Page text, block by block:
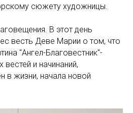
сюжету художницы.
В этот день
весть Деве Марии о том, что
"Ангел-Благовестник"-
и начинаний,
в жизни, начала новой